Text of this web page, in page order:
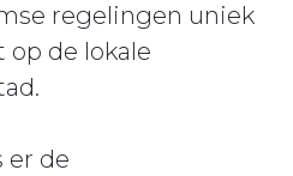
regelingen uniek
de lokale
er de